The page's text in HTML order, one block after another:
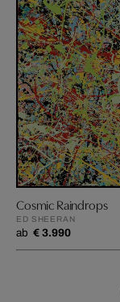
Cosmic Raindrops
ED SHEERAN
ab € 3.990